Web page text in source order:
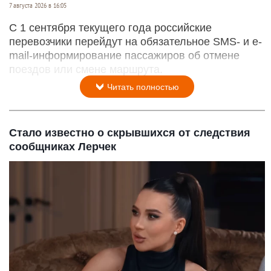
7 августа 2026 в 16:05
С 1 сентября текущего года российские
перевозчики перейдут на обязательное SMS- и e-
mail-информирование пассажиров об отмене
поездов или смене маршрута.
Читать полностью
Стало известно о скрывшихся от следствия
сообщниках Лерчек